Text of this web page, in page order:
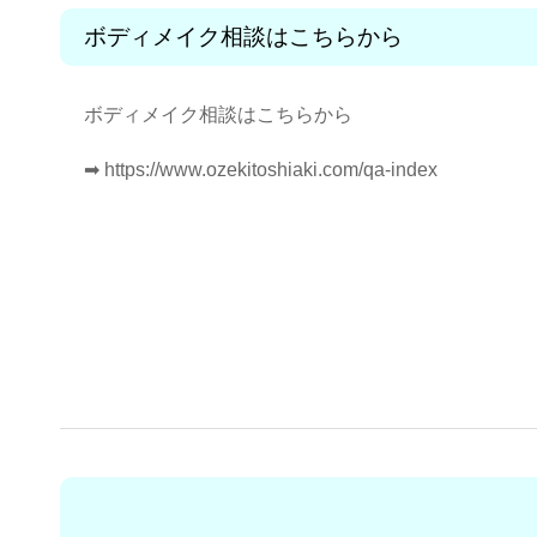
ボディメイク相談はこちらから
ボディメイク相談はこちらから
➡︎ https://www.ozekitoshiaki.com/qa-index